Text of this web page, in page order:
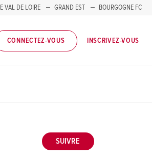
VAL DE LOIRE GRAND EST
BOURGOGNE FC
CONNECTEZ-VOUS INSCRIVEZ-VOUS
SUIVRE